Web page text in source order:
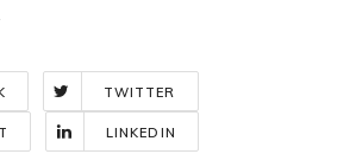
TWITTER
LINKEDIN